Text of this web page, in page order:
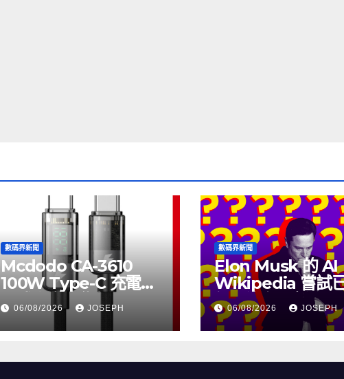
數碼界新聞
Mcdodo CA-3610
100W Type-C 充電線
正式上市，售價
HK$115
06/08/2026 JOSEPH
數碼界新聞
Elon Musk 的 AI
Wikipedia 嘗試
個月沒有更新了
06/08/2026 JOSEPH